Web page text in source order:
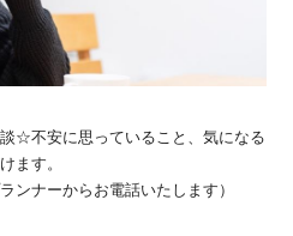
☆不安に思っていること、気になる
ます。
ンナーからお電話いたします）